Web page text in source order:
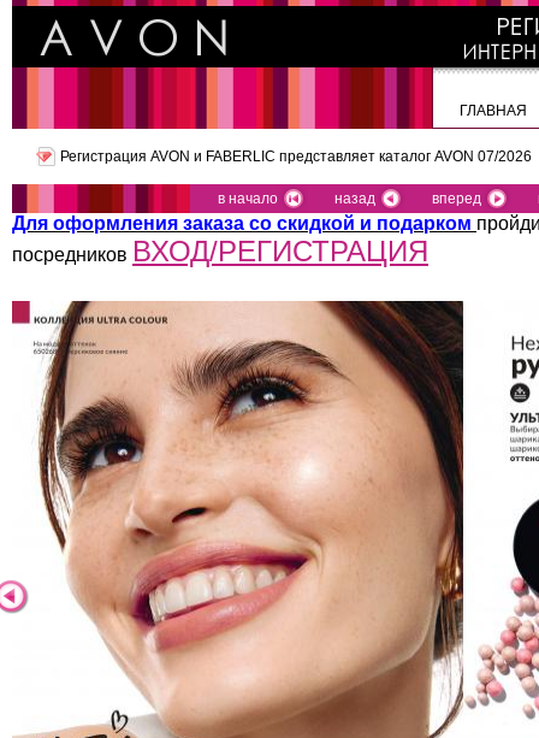
ГЛАВНАЯ
Регистрация AVON и FABERLIC представляет каталог AVON 07/2026
в начало назад вперед
Для оформления заказа со скидкой и подарком
посредников ВХОД/РЕГИСТРАЦИЯ